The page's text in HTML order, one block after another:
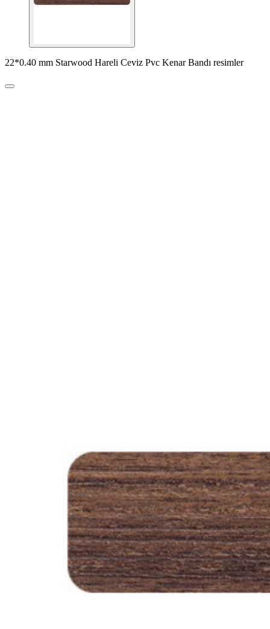
22*0.40 mm Starwood Hareli Ceviz Pvc Kenar Bandı resimler